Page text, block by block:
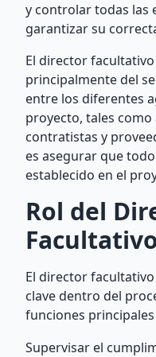
y controlar todas las
garantizar su
El director
principalmente del
entre los diferentes
proyecto, tales
contratistas y
es asegurar que
establecido en el
Rol del
El director
clave dentro del
funciones
Supervisar el